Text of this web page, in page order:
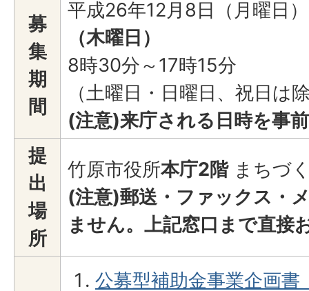
募
集
期
間
平成26年12月8日（月曜日
（木曜日）
8時30分～17時15分
（土曜日・日曜日、祝日は
(注意)来庁される日時を事
提
出
場
所
竹原市役所本庁2階まちづ
(注意)郵送・ファックス・
ません。上記窓口まで直接
公募型補助金事業企画